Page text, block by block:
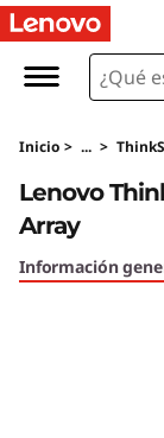
M
Inicio > ... >
Lenovo
Array
Información